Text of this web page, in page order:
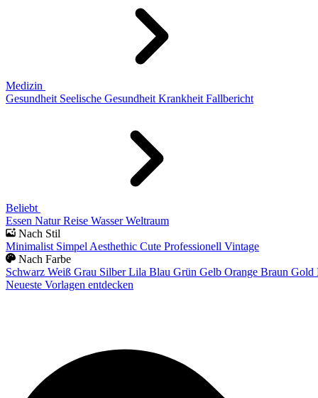
Medizin
Gesundheit Seelische Gesundheit Krankheit Fallbericht
Beliebt
Essen Natur Reise Wasser Weltraum
Nach Stil
Minimalist Simpel Aesthethic Cute Professionell Vintage
Nach Farbe
Schwarz Weiß Grau Silber Lila Blau Grün Gelb Orange Braun Gold
Neueste Vorlagen entdecken